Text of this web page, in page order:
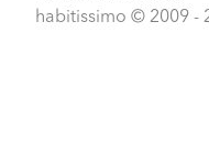
habitissimo © 2009 -